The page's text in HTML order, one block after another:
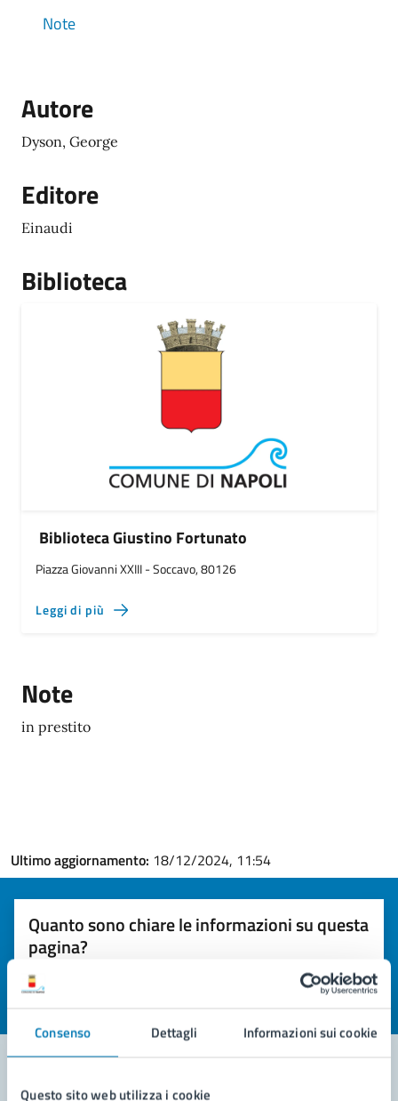
Consenso Dettagli Informazioni sui cookie
Questo sito web utilizza i cookie
Note
Autore
Dyson, George
Editore
Einaudi
Biblioteca
Biblioteca Giustino Fortunato
Piazza Giovanni XXIII - Soccavo, 80126
Leggi di più
Note
in prestito
Ultimo aggiornamento: 18/12/2024, 11:54
Quanto sono chiare le informazioni su questa
pagina?
Valuta la chiarezza delle informazioni (da 1 a 5 stelle)
Seleziona il numero di stelle per valutare la chiarezza delle